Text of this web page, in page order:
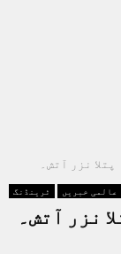
نزر آتش۔
ٹرینڈنگ عالمی خبریں
نزر آتش۔